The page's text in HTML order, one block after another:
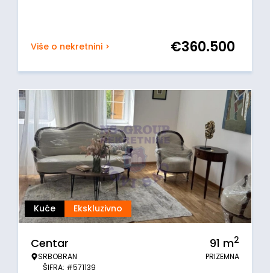
Više o nekretnini > €360.500
Kuće Ekskluzivno
Centar
SRBOBRAN
ŠIFRA: #571139
91 m2
PRIZEMNA